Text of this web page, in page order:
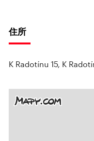
住所
K Radotínu 15, K